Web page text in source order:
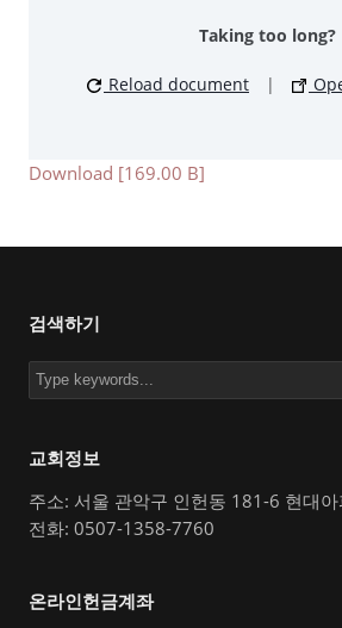
Taking too long?
Reload document |
Download [169.00 B]
검색하기
교회정보
주소: 서울 관악구 인헌동 181-6 현대
전화: 0507-1358-7760
온라인헌금계좌